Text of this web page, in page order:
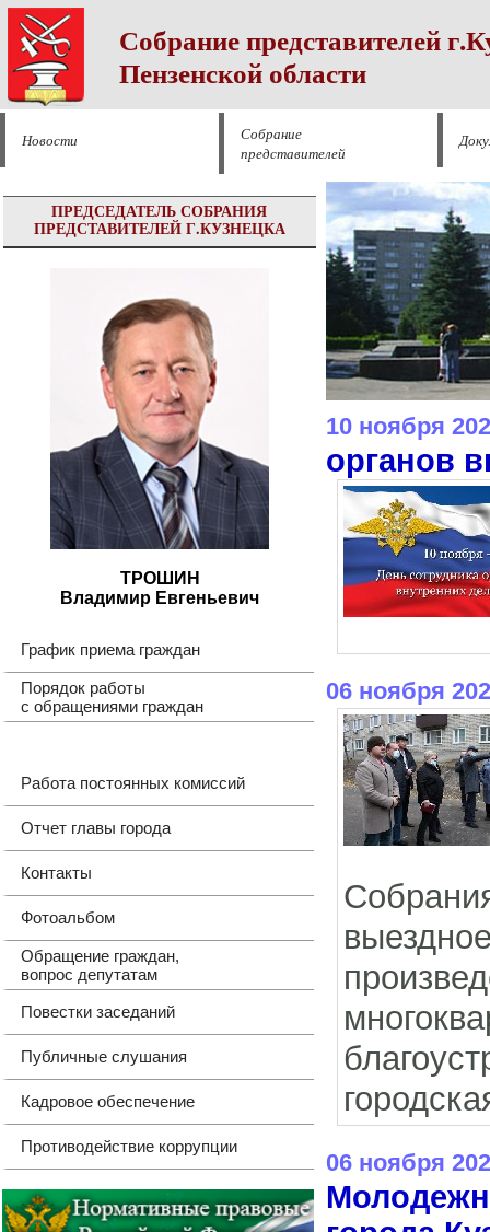
Собрание представителей
Пензенской области
Новости
Собрание
представителей
ПРЕДСЕДАТЕЛЬ СОБРАНИЯ
ПРЕДСТАВИТЕЛЕЙ Г.КУЗНЕЦКА
ТРОШИН
Владимир Евгеньевич
График приема граждан
Порядок работы
с обращениями граждан
Работа постоянных комиссий
Отчет главы города
Контакты
Фотоальбом
Обращение граждан,
вопрос депутатам
Повестки заседаний
Публичные слушания
Кадровое обеспечение
Противодействие коррупции
10 ноября
органов
06 ноября
06 ноября